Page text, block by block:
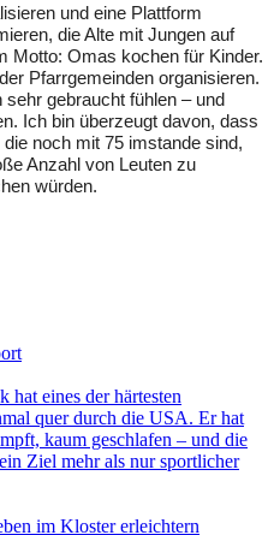
und eine Plattform
die Alte mit Jungen auf
Motto: Omas kochen für Kinder.
Pfarrgemeinden organisieren.
gebraucht fühlen – und
Ich bin überzeugt davon, dass
noch mit 75 imstande sind,
Anzahl von Leuten zu
würden.
hat eines der härtesten
quer durch die USA. Er hat
kaum geschlafen – und die
Ziel mehr als nur sportlicher